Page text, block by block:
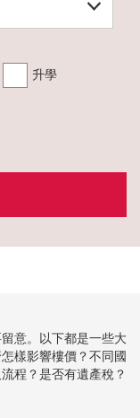
錯
代理
升學
意。以下都是一些大
樣影響樓價？不同國
程？是否有遺產稅？
查詢。